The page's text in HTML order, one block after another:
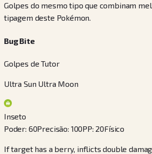
Golpes do mesmo tipo que combinam
tipagem deste Pokémon.
Bug Bite
Golpes de Tutor
Ultra Sun Ultra Moon
Inseto
Poder: 60Precisão: 100PP: 20Físico
If target has a berry, inflicts double